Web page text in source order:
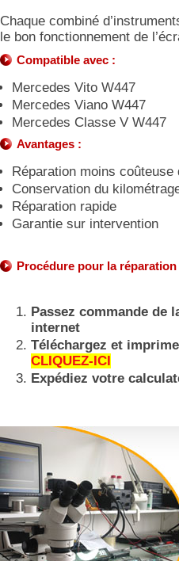
Chaque combiné
le bon fonctionnement de
Compatible avec :
Mercedes Vito W447
Mercedes Viano W447
Mercedes Classe V W447
Avantages :
Réparation moins coûteuse
Conservation du
Réparation rapide
Garantie sur intervention
Procédure pour la
Passez commande de
internet
Téléchargez et
CLIQUEZ-ICI
Expédiez votre